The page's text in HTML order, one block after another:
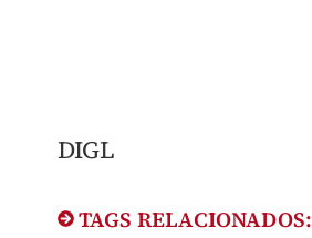
DIGL
TAGS RELACIONADOS: